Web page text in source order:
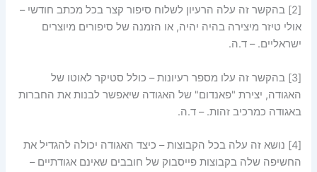
[2]
בהקשר זה עלה הרעיון לשלוח סיפור קצר בכל מכתב חודשי –
אולי טיזר מיצירה בהיה יהיה, או הזמנה של סיפורים מיוצרים
ישראליים. – ד.ה.
[3]
בהקשר זה עלו מספר רעיונות – כולל סטיקר לאוטו של
האגודה, יצירת "פאנדום" של האגודה שיאפשר לבנות את החברות
באגודה כמרכיב זהות. – ד.ה.
[4]
נושא זה עלה בכל הקבוצות – כיצד האגודה יכולה להגדיל את
החשיפה שלה בקבוצות פייסבוק של חובבים שאינם אגודתיים –